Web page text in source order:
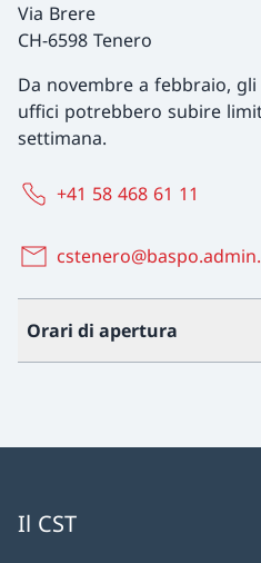
Via Brere
CH-6598 Tenero
Da novembre a febbraio,
uffici potrebbero subire
settimana.
+41 58 468 61 11
Orari di apertura
Il CST